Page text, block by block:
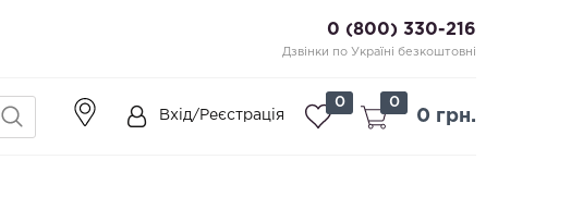
0 (800) 330-216
Дзвінки по Україні безкоштовні
Вхід/Реєстрація
0 0
0 грн.